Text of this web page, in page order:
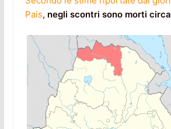
Pais, negli scontri sono morti